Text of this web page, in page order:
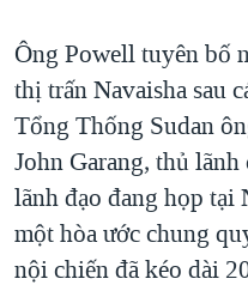
KINH TẾ
KHOA HỌC
SỨC KHOẺ
VĂN HOÁ
GIÁO DỤC
GIẢI MÃ VÀNH ĐAI &
NGÀY TỊ NẠN THẾ GIỚI
TRỊNH VĨNH BÌNH -
GROUND ZERO – XƯA
CHI PHÍ CHIẾN TRANH
CÁC GIÁ TRỊ CỘNG HÒA
MẠNG XÃ HỘI
Ngôn ngữ khác
Ông Powell tuyên bố
thị trấn Navaisha sau
Tổng Thống Sudan
John Garang, thủ
lãnh đạo đang họp tại
một hòa ước chung
nội chiến đã kéo dài